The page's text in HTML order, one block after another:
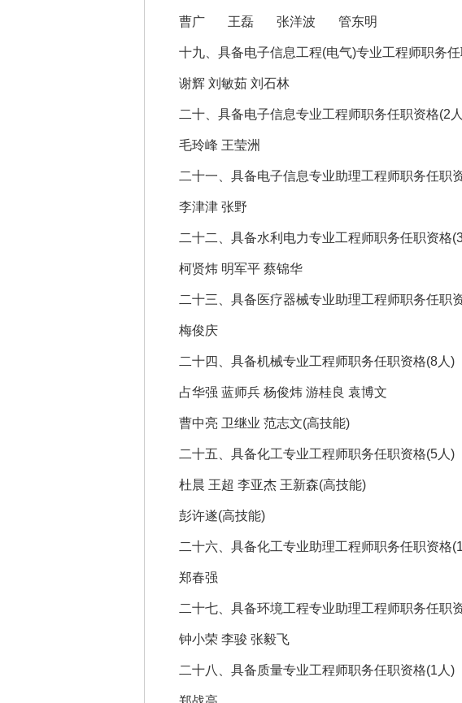
曹广 王磊 张洋波 管东明
十九、具备电子信息工程(电气)专业工程师职务
谢辉 刘敏茹 刘石林
二十、具备电子信息专业工程师职务任职资格(2
毛玲峰 王莹洲
二十一、具备电子信息专业助理工程师职务任职
李津津 张野
二十二、具备水利电力专业工程师职务任职资格
柯贤炜 明军平 蔡锦华
二十三、具备医疗器械专业助理工程师职务任职
梅俊庆
二十四、具备机械专业工程师职务任职资格(8人)
占华强 蓝师兵 杨俊炜 游桂良 袁博文
曹中亮 卫继业 范志文(高技能)
二十五、具备化工专业工程师职务任职资格(5人)
杜晨 王超 李亚杰 王新森(高技能)
彭许遂(高技能)
二十六、具备化工专业助理工程师职务任职资格
郑春强
二十七、具备环境工程专业助理工程师职务任职
钟小荣 李骏 张毅飞
二十八、具备质量专业工程师职务任职资格(1人)